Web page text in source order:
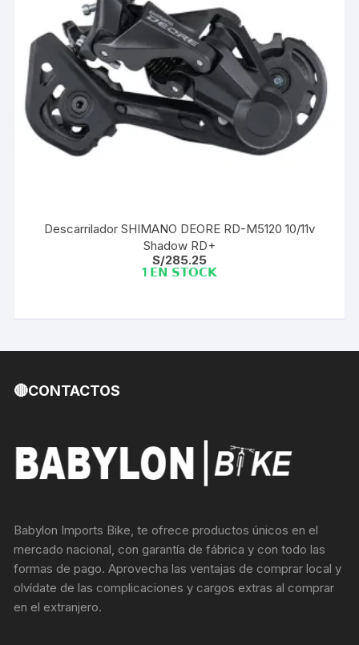
Descarrilador SHIMANO DEORE RD-M5120 10/11v
Shadow RD+
S/285.25
1 𝗘𝗡 𝗦𝗧𝗢𝗖𝗞
🔴CONTACTOS
Babylon Imports Bike, te ofrece productos únicos en el
mercado nacional, con garantía de fábrica y con todo las
formas de pago. Aprovecha las ventajas de comprar local y
olvídate de las complicaciones y cargos extras al comprar
en el extranjero.